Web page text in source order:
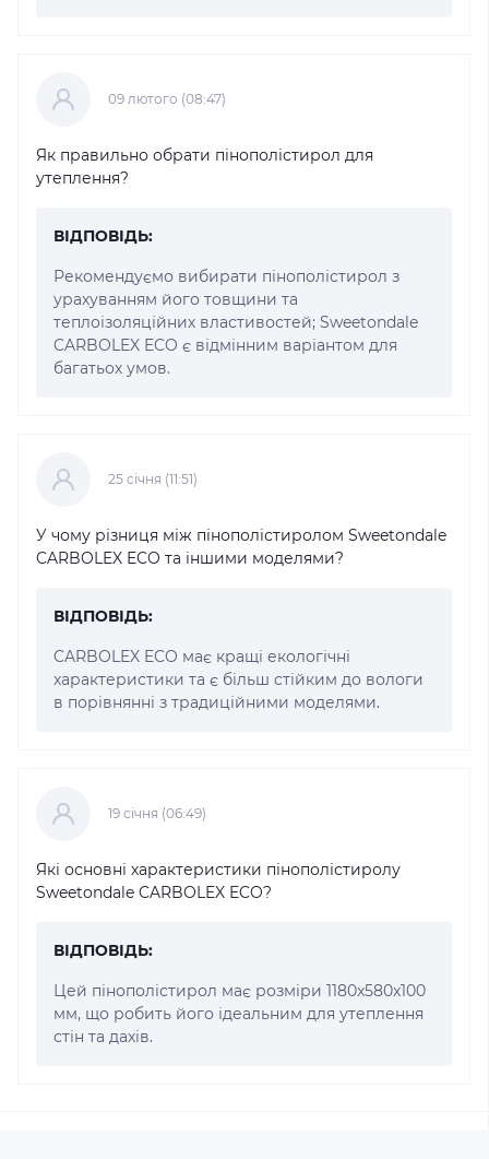
09 лютого (08:47)
Як правильно обрати пінополістирол для
утеплення?
ВІДПОВІДЬ:
Рекомендуємо вибирати пінополістирол з
урахуванням його товщини та
теплоізоляційних властивостей; Sweetondale
CARBOLEX ECO є відмінним варіантом для
багатьох умов.
25 cічня (11:51)
У чому різниця між пінополістиролом Sweetondale
CARBOLEX ECO та іншими моделями?
ВІДПОВІДЬ:
CARBOLEX ECO має кращі екологічні
характеристики та є більш стійким до вологи
в порівнянні з традиційними моделями.
19 cічня (06:49)
Які основні характеристики пінополістиролу
Sweetondale CARBOLEX ECO?
ВІДПОВІДЬ:
Цей пінополістирол має розміри 1180x580x100
мм, що робить його ідеальним для утеплення
стін та дахів.